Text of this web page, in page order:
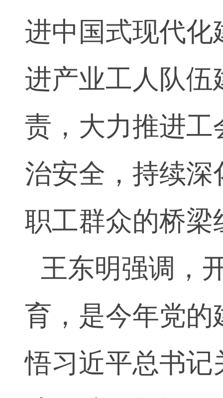
进中国式现代
进产业工人队
责，大力推进
治安全，持续
职工群众的桥梁
王东明强调，
育，是今年党
悟习近平总书